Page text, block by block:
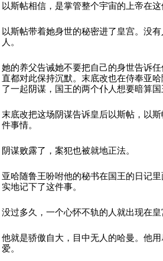
以斯帖相信，是掌管整个宇宙的上帝在这
以斯帖带着她身世的秘密进了皇宫。没
人。
她的养父告诫她不要把自己的身世告诉
直都对此保持沉默。末底改也在侍奉亚
了一起阴谋，国王的两个仆人想要暗算国
末底改把这场阴谋告诉皇后以斯帖，以
件事情。
阴谋败露了，案犯也被就地正法。
亚哈随鲁王吩咐他的秘书在国王的日记
实地记下了这件事。
没过多久，一个心怀不轨的人就出现在皇
他就是骄傲自大，目中无人的哈曼。他
爱。